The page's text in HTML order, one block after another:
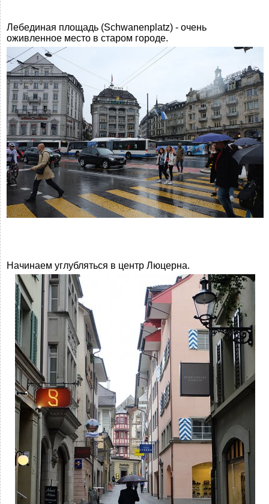
Лебединая площадь (Schwanenplatz) - очень
оживленное место в старом городе.
Начинаем углубляться в центр Люцерна.